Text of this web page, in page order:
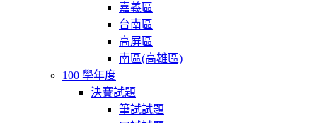
嘉義區
台南區
高屏區
南區(高雄區)
100 學年度
決賽試題
筆試試題